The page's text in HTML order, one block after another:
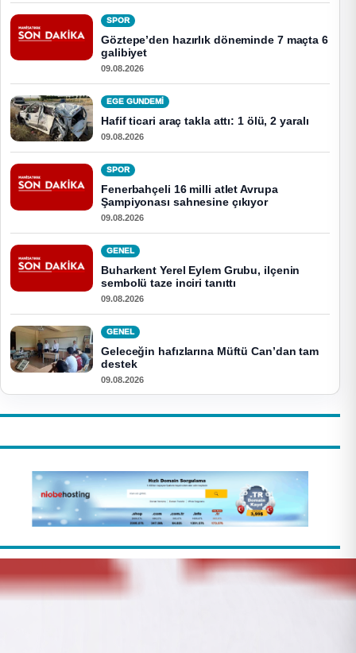
SPOR
Göztepe’den hazırlık döneminde 7 maçta 6
galibiyet
09.08.2026
EGE GUNDEMİ
Hafif ticari araç takla attı: 1 ölü, 2 yaralı
09.08.2026
SPOR
Fenerbahçeli 16 milli atlet Avrupa
Şampiyonası sahnesine çıkıyor
09.08.2026
GENEL
Buharkent Yerel Eylem Grubu, ilçenin
sembolü taze inciri tanıttı
09.08.2026
GENEL
Geleceğin hafızlarına Müftü Can’dan tam
destek
09.08.2026